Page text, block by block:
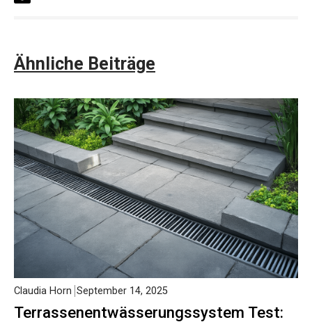
Ähnliche Beiträge
Terrassenentwässerungssystem Test:
Claudia Horn September 14, 2025